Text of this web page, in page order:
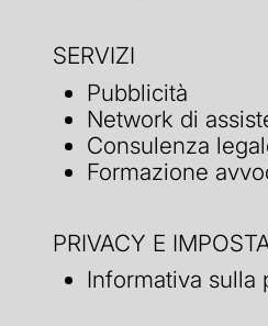
SERVIZI
Pubblicità
Network di
Consulenza
Formazione
PRIVACY E
Informativa sulla